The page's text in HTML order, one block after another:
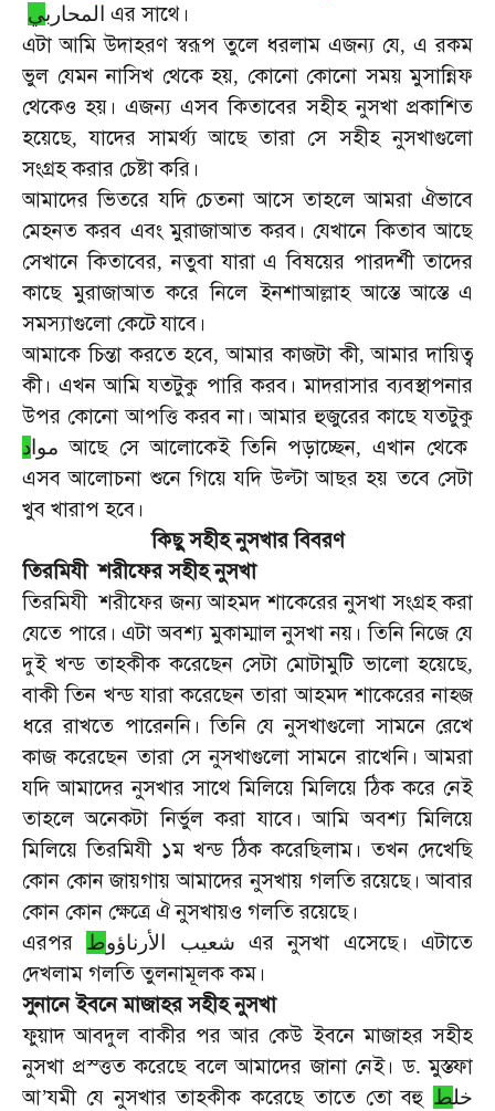
المحاربي এর সাথে।
এটা আমি উদাহরণ স্বরূপ তুলে ধরলাম এজন্য যে, এ রকম
ভুল যেমন নাসিখ থেকে হয়, কোনো কোনো সময় মুসান্নিফ
থেকেও হয়। এজন্য এসব কিতাবের সহীহ নুসখা প্রকাশিত
হয়েছে,যাদের সামর্থ্য আছে তারা সে সহীহ নুসখাগুলো
সংগ্রহ করার চেষ্টা করি।
আমাদের ভিতরে যদি চেতনা আসে তাহলে আমরা ঐভাবে
মেহনত করব এবং মুরাজাআত করব। যেখানে কিতাব আছে
সেখানে কিতাবের,নতুবা যারা এ বিষয়ের পারদর্শী তাদের
কাছে মুরাজাআত করে নিলে ইনশাআল্লাহ আস্তে আস্তে এ
সমস্যাগুলো কেটে যাবে।
আমাকে চিন্তা করতে হবে,আমার কাজটা কী,আমার দায়িত্ব
কী। এখন আমি যতটুকু পারি করব। মাদরাসার ব্যবস্থাপনার
উপর কোনো আপত্তি করব না। আমার হুজুরের কাছে যতটুকু
موا د আছে সে আলোকেই তিনি পড়াচ্ছেন,এখান থেকে
এসব আলোচনা শুনে গিয়ে যদি উল্টা আছর হয় তবে সেটা
খুব খারাপ হবে।
কিছু সহীহ নুসখার বিবরণ
তিরমিযী শরীফের সহীহ নুসখা
তিরমিযী শরীফের জন্য আহমদ শাকেরের নুসখা সংগ্রহ করা
যেতে পারে। এটা অবশ্য মুকাম্মাল নুসখা নয়। তিনি নিজে যে
দুই খন্ড তাহকীক করেছেন সেটা মোটামুটি ভালো হয়েছে,
বাকী তিন খন্ড যারা করেছেন তারা আহমদ শাকেরের নাহ্জ
ধরে রাখতে পারেননি। তিনি যে নুসখাগুলো সামনে রেখে
কাজ করেছেন তারা সে নুসখাগুলো সামনে রাখেনি। আমরা
যদি আমাদের নুসখার সাথে মিলিয়ে মিলিয়ে ঠিক করে নেই
তাহলে অনেকটা নির্ভুল করা যাবে। আমি অবশ্য মিলিয়ে
মিলিয়ে তিরমিযী ১ম খন্ড ঠিক করেছিলাম। তখন দেখেছি
কোন কোন জায়গায় আমাদের নুসখায় গলতি রয়েছে। আবার
কোন কোন ক্ষেত্রে ঐ নুসখায়ও গলতি রয়েছে।
এরপর
شعيب الأرناؤوط এর নুসখা এসেছে।
এটাতে
দেখলাম গলতি তুলনামূলক কম।
সুনানে ইবনে মাজাহর সহীহ নুসখা
ফুয়াদ আবদুল বাকীর পর আর কেউ ইবনে মাজাহর সহীহ
নুসখা প্রস্ত্তত করেছে বলে আমাদের জানা নেই। ড.মুস্তফা
আ’যমী যে নুসখার তাহকীক করেছে তাতে তো বহু خلط